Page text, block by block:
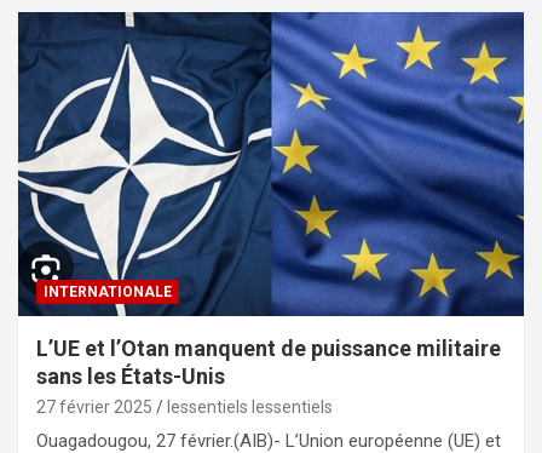
INTERNATIONALE
L’UE et l’Otan manquent de puissance militaire
sans les États-Unis
27 février 2025 lessentiels lessentiels
Ouagadougou, 27 février.(AIB)- L’Union européenne (UE) et